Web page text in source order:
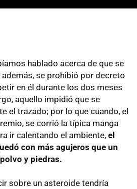
hablado acerca de que se
se prohibió por decreto
en él durante los dos meses
aquello impidió que se
el trazado; por lo que cuando, el
se corrió la típica manga
ir calentando el ambiente,el
con más agujeros que un
y piedras.
sobre un asteroide tendría